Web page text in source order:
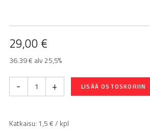
29,00 €
36.39 € alv 25,5%
- + LISÄÄ OSTOSKORIIN
Katkaisu: 1,5€ / kpl